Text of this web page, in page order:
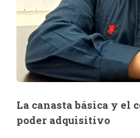
La canasta básica y el
poder adquisitivo